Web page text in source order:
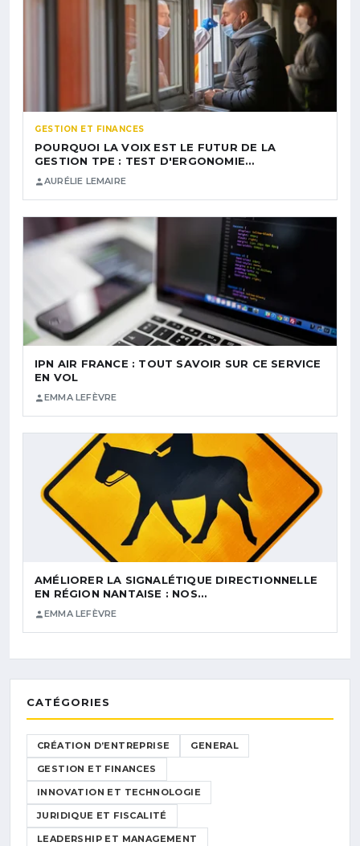
GESTION ET FINANCES
POURQUOI LA VOIX EST LE FUTUR DE LA
GESTION TPE : TEST D'ERGONOMIE…
AURÉLIE LEMAIRE
IPN AIR FRANCE : TOUT SAVOIR SUR CE SERVICE
EN VOL
EMMA LEFÈVRE
AMÉLIORER LA SIGNALÉTIQUE DIRECTIONNELLE
EN RÉGION NANTAISE : NOS…
EMMA LEFÈVRE
CATÉGORIES
CRÉATION D’ENTREPRISE GENERAL
GESTION ET FINANCES
INNOVATION ET TECHNOLOGIE
JURIDIQUE ET FISCALITÉ
LEADERSHIP ET MANAGEMENT